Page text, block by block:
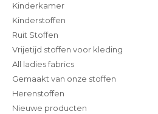
Kinderkamer
Kinderstoffen
Ruit Stoffen
Vrijetijd stoffen voor kleding
All ladies fabrics
Gemaakt van onze stoffen
Herenstoffen
Nieuwe producten